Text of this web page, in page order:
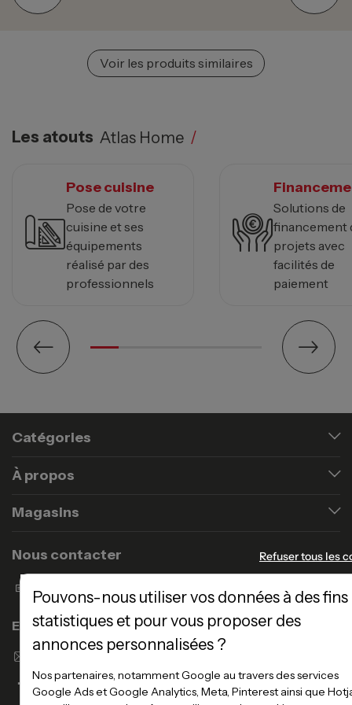
Voir les produits similaires
Les atouts Atlas Home /
Pose cuisine
Pose de votre
cuisine et ses
équipements
réalisé par des
professionnels
Solutions de
financement
projets avec
facilités de
paiement
Catégories
À propos
Magasins
Nous contacter
Enseigne Atlas Home
Envoyer un email
Refuser tous les
Pouvons-nous utiliser vos données à des fins
statistiques et pour vous proposer des
annonces personnalisées ?
Nos partenaires, notamment Google au travers des services
Google Ads et Google Analytics, Meta, Pinterest ainsi que